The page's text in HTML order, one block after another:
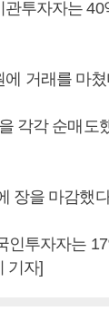
투자자는
에 거래를 마
각각 순매도
장을 마감했
투자자는
기자]